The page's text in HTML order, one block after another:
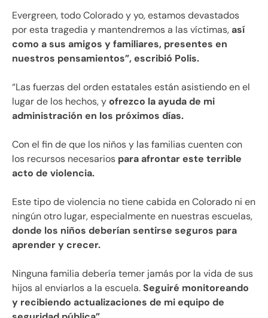
Evergreen, todo Colorado y yo, estamos devastados
por esta tragedia y mantendremos a las víctimas,así
como a sus amigos y familiares, presentes en
nuestros pensamientos”, escribió Polis.
“Las fuerzas del orden estatales están asistiendo en el
lugar de los hechos, yofrezco la ayuda de mi
administración en los próximos días.
Con el fin de que los niños y las familias cuenten con
los recursos necesarios para afrontar este terrible
acto de violencia.
Este tipo de violencia no tiene cabida en Colorado ni en
ningún otro lugar, especialmente en nuestras escuelas,
donde los niños deberían sentirse seguros para
aprender y crecer.
Ninguna familia debería temer jamás por la vida de sus
hijos al enviarlos a la escuela.Seguiré monitoreando
y recibiendo actualizaciones de mi equipo de